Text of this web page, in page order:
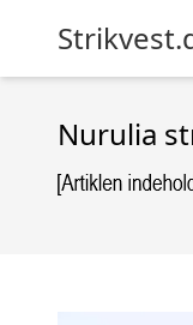
Nurulia